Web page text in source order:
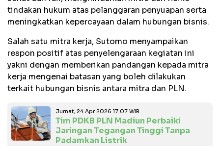
tindakan hukum atas pelanggaran penyuapan serta
meningkatkan kepercayaan dalam hubungan bisnis.
Salah satu mitra kerja, Sutomo menyampaikan
respon positif atas penyelengaraan kegiatan ini
yakni dengan memberikan pandangan kepada mitra
kerja mengenai batasan yang boleh dilakukan
terkait hubungan bisnis antara mitra dan PLN.
Jumat, 24 Apr 2026 17:07 WIB
Tim PDKB PLN Madiun Perbaiki
Jaringan Tegangan Tinggi Tanpa
Padamkan Listrik